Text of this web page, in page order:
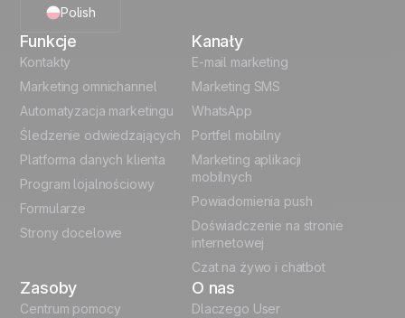
Polish
English
French
German
Italian
Español
Funkcje
Kontakty
Marketing omnichannel
Automatyzacja marketingu
Śledzenie odwiedzających
Platforma danych klienta
Program lojalnościowy
Formularze
Strony docelowe
Kanały
E-mail marketing
Marketing SMS
WhatsApp
Portfel mobilny
Marketing aplikacji
mobilnych
Powiadomienia push
Doświadczenie na stronie
internetowej
Czat na żywo i chatbot
Zasoby
Centrum pomocy
O nas
Dlaczego User